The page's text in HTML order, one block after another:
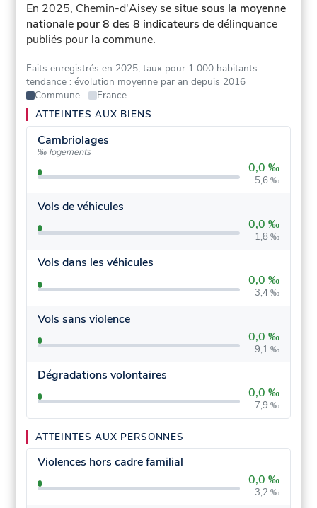
En 2025, Chemin-d'Aisey se situesous la moyenne
nationale pour 8 des 8 indicateurs de délinquance
publiés pour la commune.
Faits enregistrés en 2025, taux pour 1 000 habitants ·
tendance : évolution moyenne par an depuis 2016
Commune
France
ATTEINTES AUX BIENS
Cambriolages
‰ logements
0,0 ‰
5,6 ‰
Vols de véhicules
0,0 ‰
1,8 ‰
Vols dans les véhicules
0,0 ‰
3,4 ‰
Vols sans violence
0,0 ‰
9,1 ‰
Dégradations volontaires
0,0 ‰
7,9 ‰
ATTEINTES AUX PERSONNES
Violences hors cadre familial
0,0 ‰
3,2 ‰